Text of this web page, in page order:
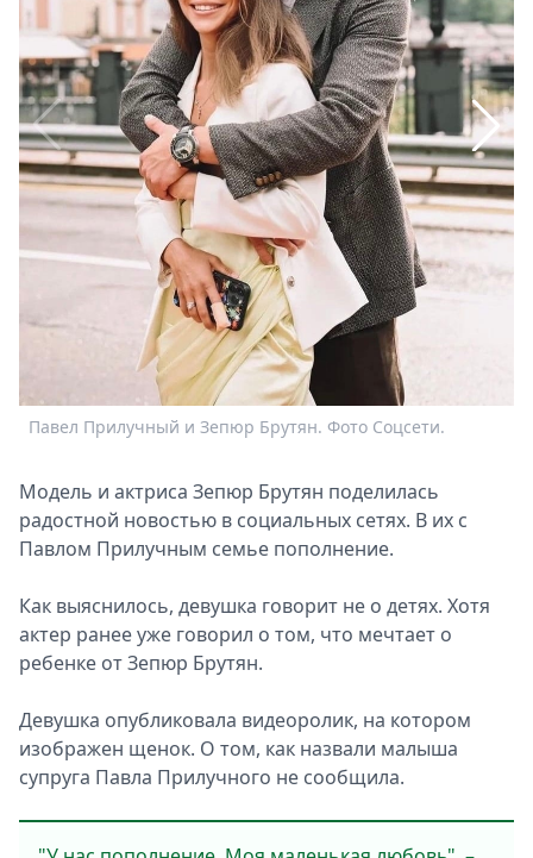
Стримы
Спецпроекты
Звезды
Выборы
2026
Скачай
Metro
Павел Прилучный и Зепюр Брутян. Фото Соцсети.
Модель и актриса Зепюр Брутян поделилась
радостной новостью в социальных сетях. В их с
Павлом Прилучным семье пополнение.
Как выяснилось, девушка говорит не о детях. Хотя
актер ранее уже говорил о том, что мечтает о
ребенке от Зепюр Брутян.
Девушка опубликовала видеоролик, на котором
изображен щенок. О том, как назвали малыша
супруга Павла Прилучного не сообщила.